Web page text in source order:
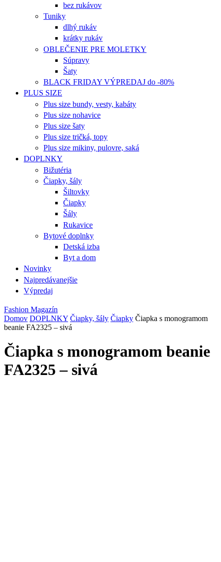
bez rukávov
Tuniky
dlhý rukáv
krátky rukáv
OBLEČENIE PRE MOLETKY
Súpravy
Šaty
BLACK FRIDAY VÝPREDAJ do -80%
PLUS SIZE
Plus size bundy, vesty, kabáty
Plus size nohavice
Plus size šaty
Plus size tričká, topy
Plus size mikiny, pulovre, saká
DOPLNKY
Bižutéria
Čiapky, šály
Šiltovky
Čiapky
Šály
Rukavice
Bytové doplnky
Detská izba
Byt a dom
Novinky
Najpredávanejšie
Výpredaj
Fashion Magazín
Domov DOPLNKY Čiapky, šály Čiapky Čiapka s monogramom
beanie FA2325 – sivá
Čiapka s monogramom beanie
FA2325 – sivá